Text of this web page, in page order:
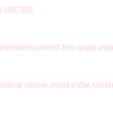
2026
prometnih žrtev dosega
zakonov, ampak družbe,